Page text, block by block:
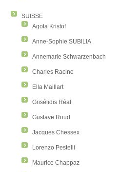
SUISSE
Agota Kristof
Anne-Sophie SUBILIA
Annemarie Schwarzenbach
Charles Racine
Ella Maillart
Grisélidis Réal
Gustave Roud
Jacques Chessex
Lorenzo Pestelli
Maurice Chappaz